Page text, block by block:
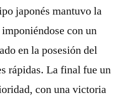
japonés mantuvo la
con un
en la posesión del
rápidas. La final fue un
con una victoria